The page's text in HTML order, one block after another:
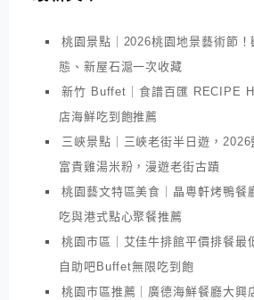
桃園景點｜2026桃園地景藝術節！
態、新屋石滬一次收藏
新竹 Buffet｜食譜百匯 RECIPE
店海鮮吃到飽推薦
三峽景點｜三峽老街半日遊，
富貴雞湯米粉，漫遊老街古蹟
桃園藝文特區美食｜晶粵軒烤鴨餐
吃與港式點心聚餐推薦
桃園市區｜艾佳牛排館平價排餐最
自助吧Buffet無限吃到飽
桃園市區推薦｜廣德海鮮餐廳大興